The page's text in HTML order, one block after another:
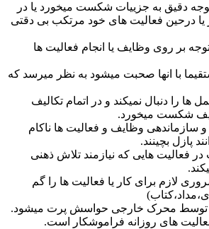
توجه دقیق به جزییات شکست میخورد یا در
یا درحین فعالیت های خود مرتکب بی دقتی
بر روی وظایف یا انجام فعالیت ها
با انها صحبت میشود به نظر میرسد که
ها را دنبال نمیکند و در اتمام تکالیف
شکست میخورد.
و سازماندهی وظایف و فعالیت ها ناکام
پازل بچینند.
فعالیت هایی که نیازمند تلاش ذهنی
لازم برای کار یا فعالیت ها را گم
توسط محرک خارجی حواسش پرت میشود.
های روزانه فراموشکار است.